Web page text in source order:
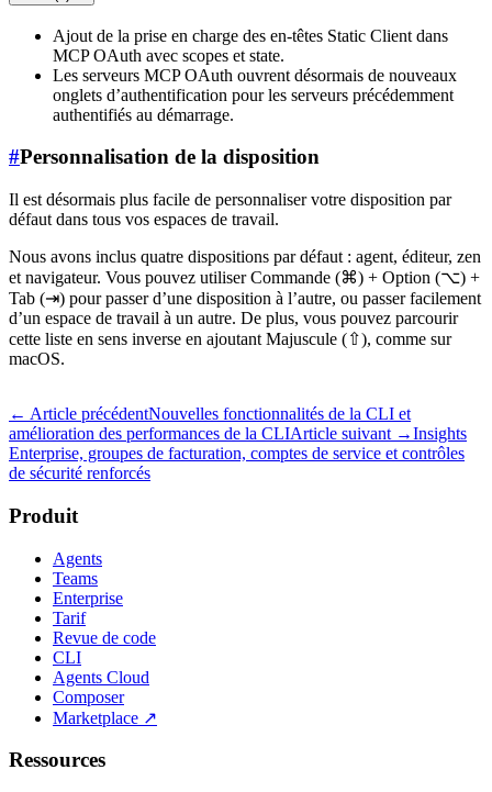
Ajout de la prise en charge des en‑têtes Static Client dans
MCP OAuth avec scopes et state.
Les serveurs MCP OAuth ouvrent désormais de nouveaux
onglets d’authentification pour les serveurs précédemment
authentifiés au démarrage.
#Personnalisation de la disposition
Il est désormais plus facile de personnaliser votre disposition par
défaut dans tous vos espaces de travail.
Nous avons inclus quatre dispositions par défaut : agent, éditeur, zen
et navigateur. Vous pouvez utiliser Commande (⌘) + Option (⌥) +
Tab (⇥) pour passer d’une disposition à l’autre, ou passer facilement
d’un espace de travail à un autre. De plus, vous pouvez parcourir
cette liste en sens inverse en ajoutant Majuscule (⇧), comme sur
macOS.
← Article précédentNouvelles fonctionnalités de la CLI et
amélioration des performances de la CLIArticle suivant →Insights
Enterprise, groupes de facturation, comptes de service et contrôles
de sécurité renforcés
Produit
Agents
Teams
Enterprise
Tarif
Revue de code
CLI
Agents Cloud
Composer
Marketplace ↗
Ressources